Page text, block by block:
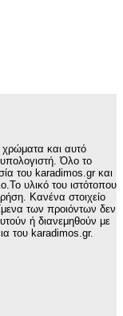
χρώματα και αυτό
υπολογιστή. Όλο το
του karadimos.gr και
υλικό του ιστότοπου
Κανένα στοιχείο
των προιόντων δεν
ή διανεμηθούν με
του karadimos.gr.